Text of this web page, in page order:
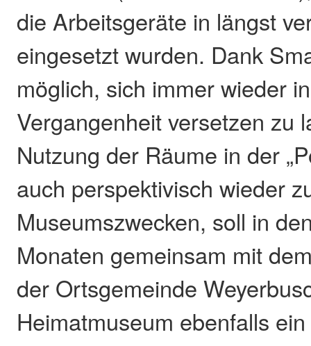
die Arbeitsgeräte in längst
eingesetzt wurden. Dank
möglich, sich immer wieder
Vergangenheit versetzen zu
Nutzung der Räume in der
auch perspektivisch wieder
Museumszwecken, soll in
Monaten gemeinsam mit
der Ortsgemeinde
Heimatmuseum ebenfalls